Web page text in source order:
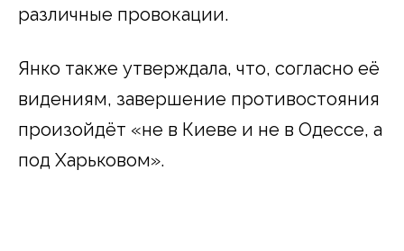
различные провокации.
Янко также утверждала, что, согласно её
видениям, завершение противостояния
произойдёт «не в Киеве и не в Одессе, а
под Харьковом».